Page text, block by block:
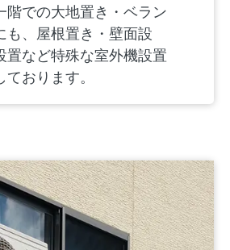
階での大地置き・ベラン
も、屋根置き・壁面設
置など特殊な室外機設置
おります。